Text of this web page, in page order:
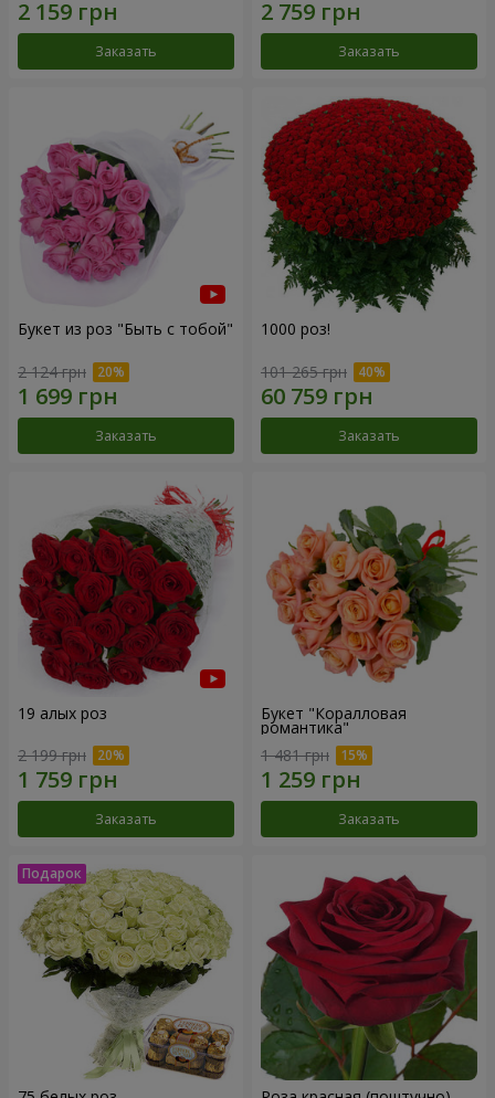
Заказать Заказать
Букет из роз "Быть с тобой"
2 124 грн
Заказать
1000 роз!
101 265 грн
Заказать
19 алых роз
2 199 грн
Заказать
Букет "Коралловая
романтика"
1 481 грн
Заказать